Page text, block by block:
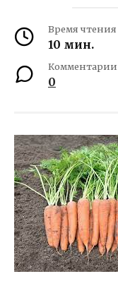
Время чтения
10 мин.
Комментарии
0